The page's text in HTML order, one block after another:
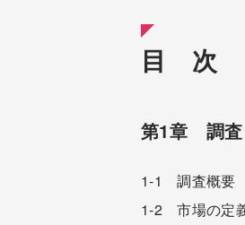
目 次
第1章 調査
1-1 調査概要
1-2 市場の定